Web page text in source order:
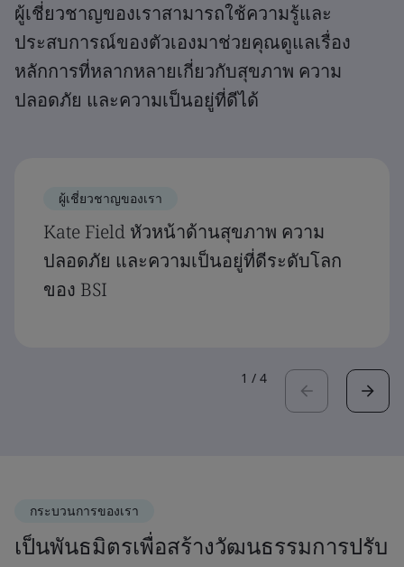
ผู้เชี่ยวชาญของเราสามารถใช้ความรู้และ
ประสบการณ์ของตัวเองมาช่วยคุณดูแลเรื่อง
หลักการที่หลากหลายเกี่ยวกับสุขภาพ ความ
ปลอดภัย และความเป็นอยู่ที่ดีได้
ผู้เชี่ยวชาญของเรา
Kate Field หัวหน้าด้านสุขภาพ ความ
ปลอดภัย และความเป็นอยู่ที่ดีระดับโลก
ของ BSI
1 / 4
กระบวนการของเรา
เป็นพันธมิตรเพื่อสร้างวัฒนธรรมการปรับ